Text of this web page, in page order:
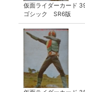
仮面ライダーカード
ゴシック SR6版